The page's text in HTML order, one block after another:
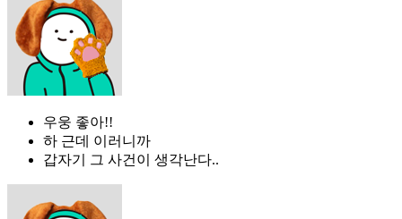
우웅 좋아!!
하 근데 이러니까
갑자기 그 사건이 생각난다..